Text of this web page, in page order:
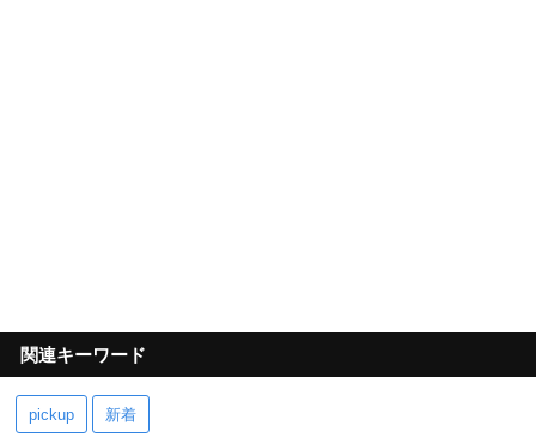
関連キーワード
pickup 新着